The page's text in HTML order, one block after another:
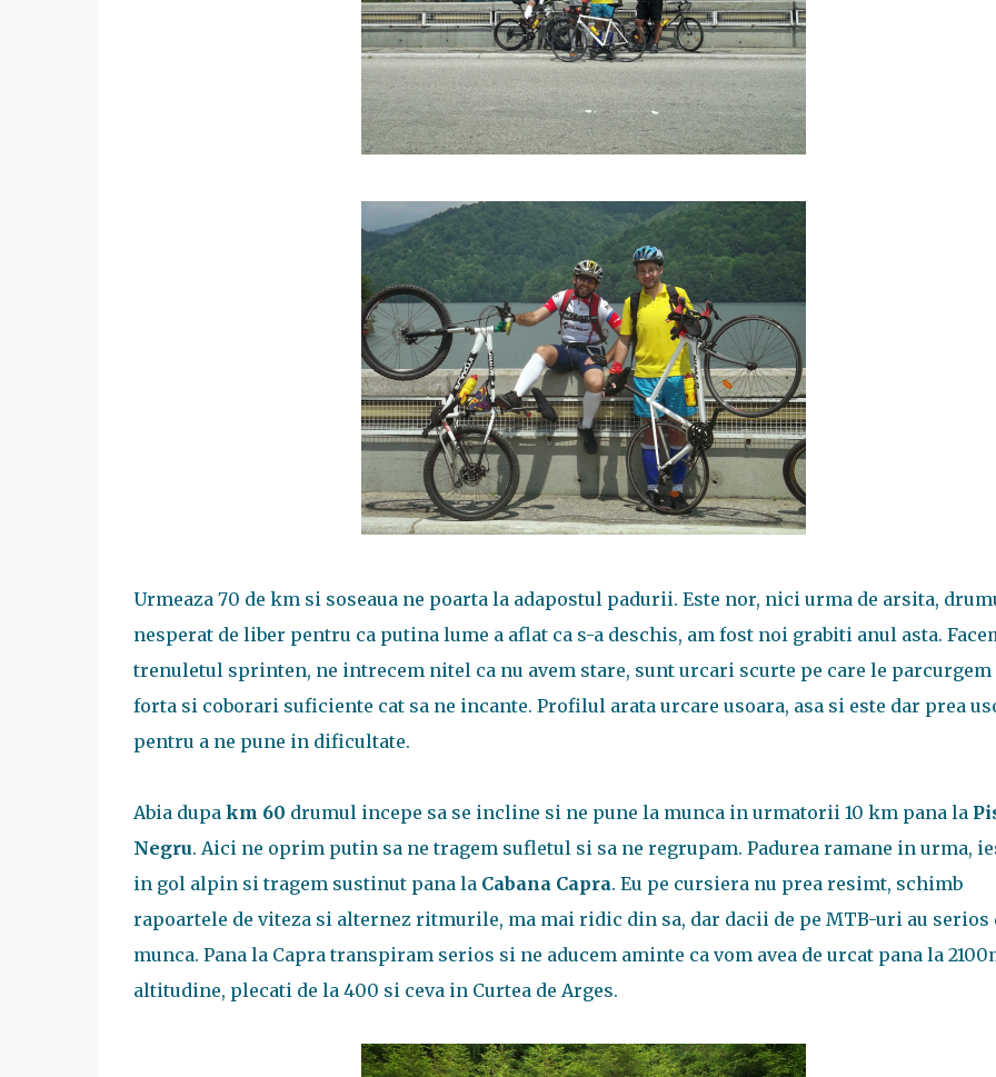
Urmeaza 70 de km si soseaua ne poarta la adapostul padurii. Este nor, nici urma de arsita,
nesperat de liber pentru ca putina lume a aflat ca s-a deschis, am fost noi grabiti anul asta.
trenuletul sprinten, ne intrecem nitel ca nu avem stare, sunt urcari scurte pe care le parcurgem
forta si coborari suficiente cat sa ne incante. Profilul arata urcare usoara, asa si este dar prea
pentru a ne pune in dificultate.
Abia dupa km 60 drumul incepe sa se incline si ne pune la munca in urmatorii 10 km pana la
Negru. Aici ne oprim putin sa ne tragem sufletul si sa ne regrupam. Padurea ramane in urma,
in gol alpin si tragem sustinut pana la Cabana Capra. Eu pe cursiera nu prea resimt, schimb
rapoartele de viteza si alternez ritmurile, ma mai ridic din sa, dar dacii de pe MTB-uri au serios
munca. Pana la Capra transpiram serios si ne aducem aminte ca vom avea de urcat pana la
altitudine, plecati de la 400 si ceva in Curtea de Arges.